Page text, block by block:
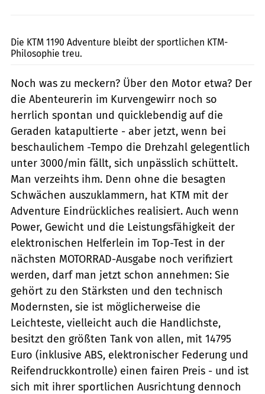
Die KTM 1190 Adventure bleibt der sportlichen KTM-
Philosophie treu.
Noch was zu meckern? Über den Motor etwa? Der
die Abenteurerin im Kurvengewirr noch so
herrlich spontan und quicklebendig auf die
Geraden katapultierte - aber jetzt, wenn bei
beschaulichem -Tempo die Drehzahl gelegentlich
unter 3000/min fällt, sich unpässlich schüttelt.
Man verzeihts ihm. Denn ohne die besagten
Schwächen auszuklammern, hat KTM mit der
Adventure Eindrückliches realisiert. Auch wenn
Power, Gewicht und die Leistungsfähigkeit der
elektronischen Helferlein im Top-Test in der
nächsten MOTORRAD-Ausgabe noch verifiziert
werden, darf man jetzt schon annehmen: Sie
gehört zu den Stärksten und den technisch
Modernsten, sie ist möglicherweise die
Leichteste, vielleicht auch die Handlichste,
besitzt den größten Tank von allen, mit 14795
Euro (inklusive ABS, elektronischer Federung und
Reifendruckkontrolle) einen fairen Preis - und ist
sich mit ihrer sportlichen Ausrichtung dennoch